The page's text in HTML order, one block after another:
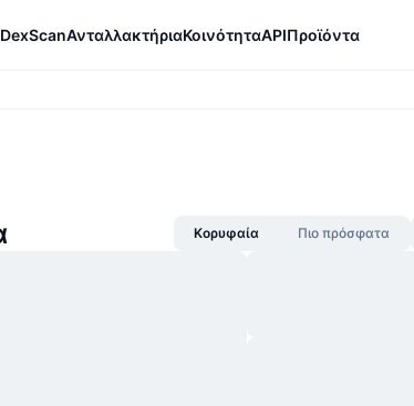
DexScanΑνταλλακτήριαΚοινότηταAPIΠροϊόντα
Κορυφαία Πιο πρόσφατα